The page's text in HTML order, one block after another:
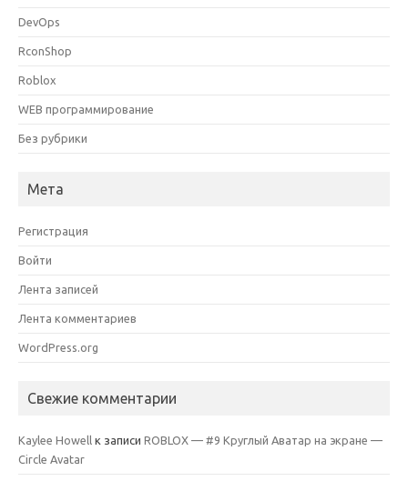
DevOps
RconShop
Roblox
WEB программирование
Без рубрики
Мета
Регистрация
Войти
Лента записей
Лента комментариев
WordPress.org
Свежие комментарии
Kaylee Howell к записи ROBLOX — #9 Круглый Аватар на экране —
Circle Avatar